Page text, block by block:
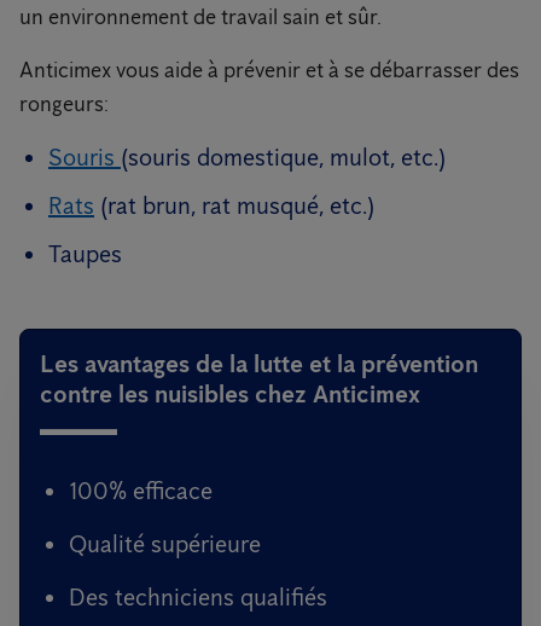
un environnement de travail sain et sûr.
Anticimex vous aide à prévenir et à se débarrasser des
rongeurs:
Souris (souris domestique, mulot, etc.)
Rats (rat brun, rat musqué, etc.)
Taupes
Les avantages de la lutte et la prévention
contre les nuisibles chez Anticimex
100% efficace
Qualité supérieure
Des techniciens qualifiés